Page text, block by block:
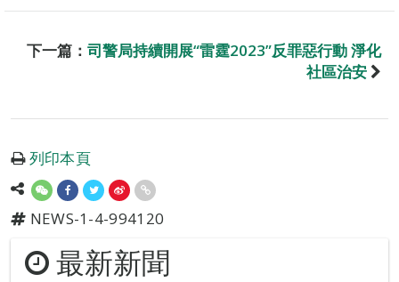
下一篇： 司警局持續開展“雷霆2023”反罪惡行動 淨化
社區治安
列印本頁
NEWS-1-4-994120
最新新聞